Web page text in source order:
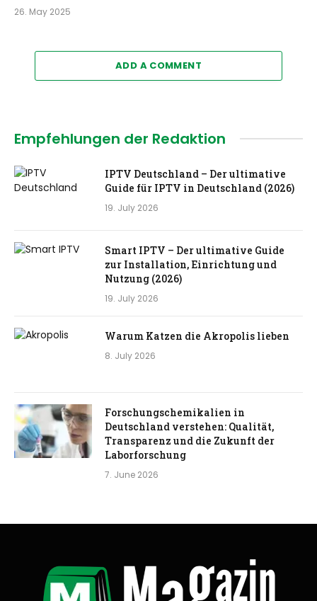
26. May 2025
ADD A COMMENT
Empfehlungen der Redaktion
IPTV Deutschland – Der ultimative
Guide für IPTV in Deutschland (2026)
19. July 2026
Smart IPTV – Der ultimative Guide
zur Installation, Einrichtung und
Nutzung (2026)
19. July 2026
Warum Katzen die Akropolis lieben
8. July 2026
Forschungschemikalien in
Deutschland verstehen: Qualität,
Transparenz und die Zukunft der
Laborforschung
7. June 2026